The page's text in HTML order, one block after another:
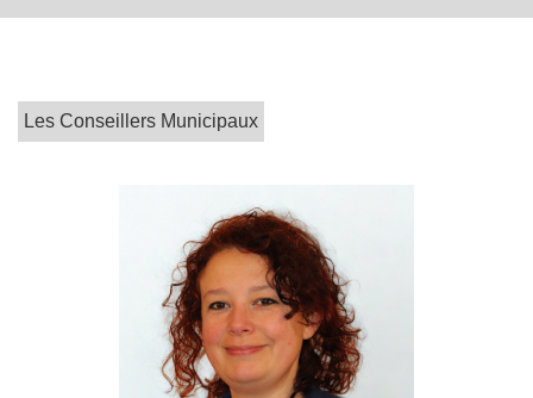
Les Conseillers Municipaux